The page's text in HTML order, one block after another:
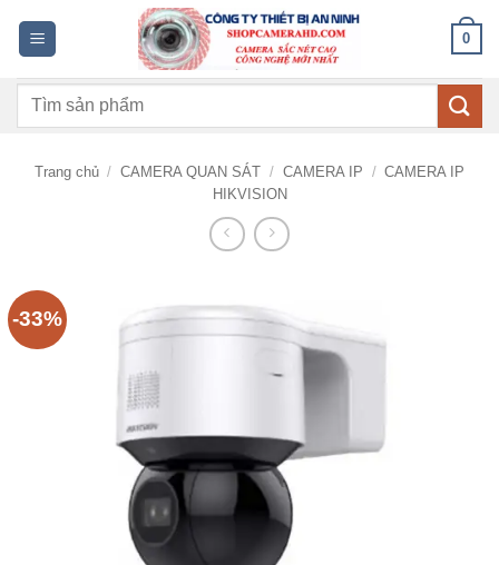
dung
0
Tìm
Trang chủ / CAMERA QUAN SÁT / CAMERA IP / CAMERA IP
HIKVISION
-33%